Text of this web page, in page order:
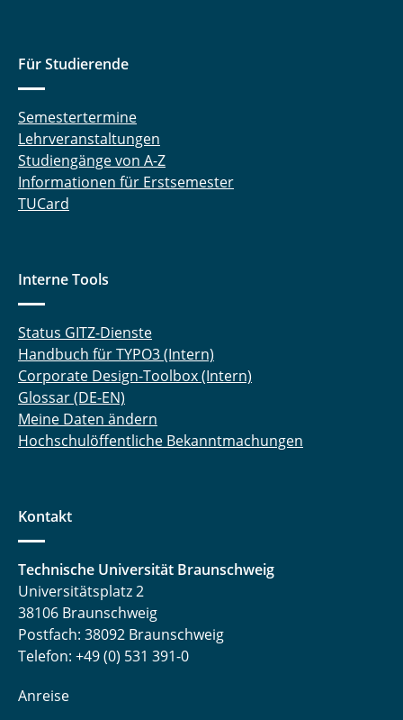
Für Studierende
Semestertermine
Lehrveranstaltungen
Studiengänge von A-Z
Informationen für Erstsemester
TUCard
Interne Tools
Status GITZ-Dienste
Handbuch für TYPO3 (Intern)
Corporate Design-Toolbox (Intern)
Glossar (DE-EN)
Meine Daten ändern
Hochschulöffentliche Bekanntmachungen
Kontakt
Technische Universität Braunschweig
Universitätsplatz 2
38106 Braunschweig
Postfach: 38092 Braunschweig
Telefon: +49 (0) 531 391-0
Anreise